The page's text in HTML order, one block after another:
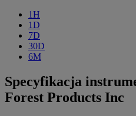
1H
1D
7D
30D
6M
Specyfikacja
Forest Products Inc